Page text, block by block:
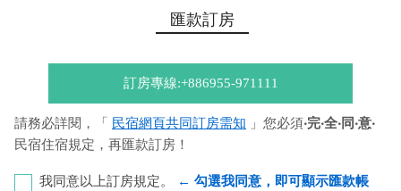
匯款訂房
訂房專線:+886955-971111
請務必詳閱，「 民宿網頁共同訂房需知 」您必須‧完‧全‧同‧意‧
民宿住宿規定，再匯款訂房！
我同意以上訂房規定。
← 勾選我同意，即可顯示匯款帳